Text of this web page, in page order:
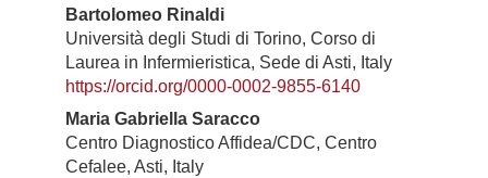
Contenuto
principale
dell'articolo
Bartolomeo Rinaldi
Università degli Studi di Torino, Corso di
Laurea in Infermieristica, Sede di Asti, Italy
https://orcid.org/0000-0002-9855-6140
Maria Gabriella Saracco
Centro Diagnostico Affidea/CDC, Centro
Cefalee, Asti, Italy